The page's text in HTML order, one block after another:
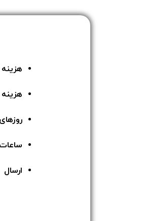
هزینه
ساعات
ارسال